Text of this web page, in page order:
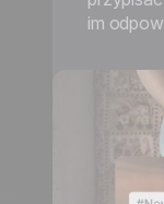
im